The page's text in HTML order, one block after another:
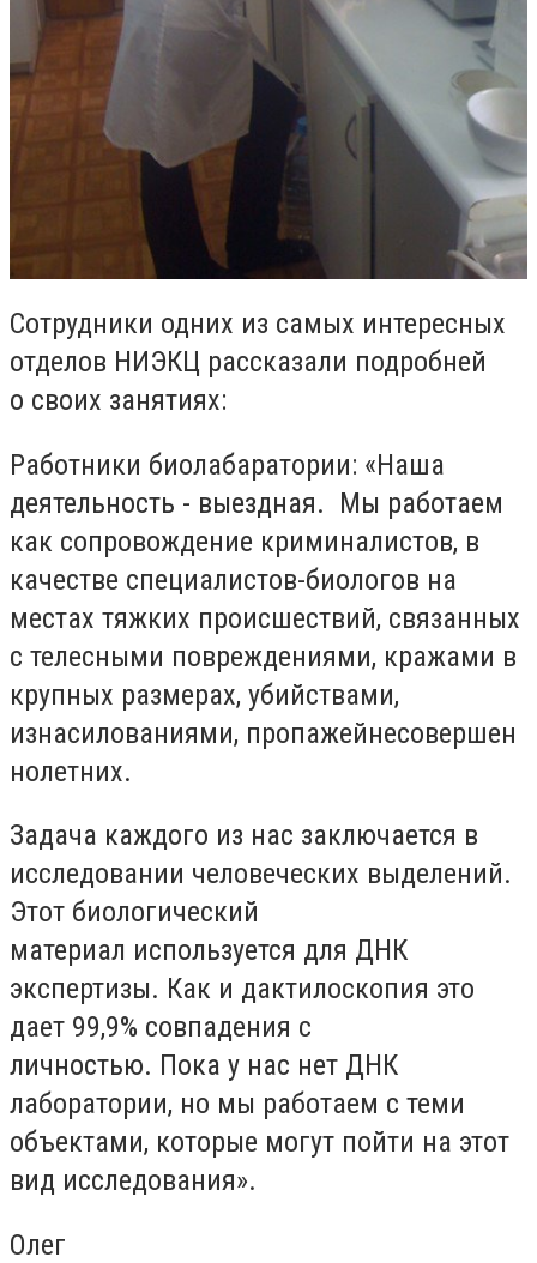
Сотрудники одних из самых интересных
отделов НИЭКЦ рассказали подробней
о своих занятиях:
Работники биолабаратории: «Наша
деятельность - выездная. Мы работаем
как сопровождение криминалистов, в
качестве специалистов-биологов на
местах тяжких происшествий, связанных
с телесными повреждениями, кражами в
крупных размерах, убийствами,
изнасилованиями, пропажейнесовершен
нолетних.
Задача каждого из нас заключается в
исследовании человеческих выделений.
Этот биологический
материал используется для ДНК
экспертизы. Как и дактилоскопия это
дает 99,9% совпадения с
личностью. Пока у нас нет ДНК
лаборатории, но мы работаем с теми
объектами, которые могут пойти на этот
вид исследования».
Олег